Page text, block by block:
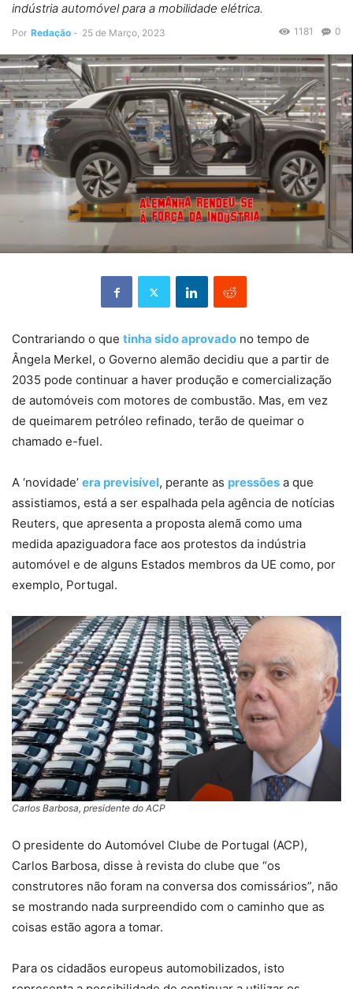
indústria automóvel para a mobilidade elétrica.
Por Redação - 25 de Março, 2023 0
1181
Contrariando o que tinha sido aprovado no tempo de
Ângela Merkel, o Governo alemão decidiu que a partir de
2035 pode continuar a haver produção e comercialização
de automóveis com motores de combustão. Mas, em vez
de queimarem petróleo refinado, terão de queimar o
chamado e-fuel.
A ‘novidade’ era previsível, perante as pressões a que
assistiamos, está a ser espalhada pela agência de notícias
Reuters, que apresenta a proposta alemã como uma
medida apaziguadora face aos protestos da indústria
automóvel e de alguns Estados membros da UE como, por
exemplo, Portugal.
Carlos Barbosa, presidente do ACP
O presidente do Automóvel Clube de Portugal (ACP),
Carlos Barbosa, disse à revista do clube que “os
construtores não foram na conversa dos comissários”, não
se mostrando nada surpreendido com o caminho que as
coisas estão agora a tomar.
Para os cidadãos europeus automobilizados, isto